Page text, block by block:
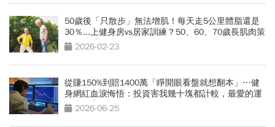
50歲後「只散步」無法增肌！每天走5公里體脂還是
30％...上健身房vs居家訓練？50、60、70歲長肌肉策
略一次看
2026-02-23
從賺150%到賠1400萬「睜開眼看盤就想翻本」…健
身網紅血淚悔悟：投資害我幾十塊都計較，最愛的運
動也放棄
2026-06-25